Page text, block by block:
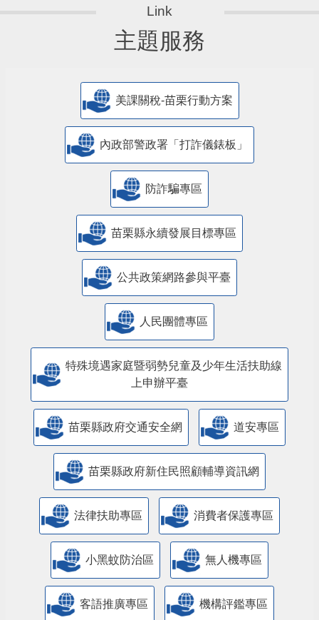
主題服務
美課關稅-苗栗行動方案
內政部警政署「打詐儀錶板」
防詐騙專區
苗栗縣永續發展目標專區
公共政策網路參與平臺
人民團體專區
特殊境遇家庭暨弱勢兒童及少年生活扶助線
上申辦平臺
苗栗縣政府交通安全網 道安專區
苗栗縣政府新住民照顧輔導資訊網
法律扶助專區 消費者保護專區
小黑蚊防治區 無人機專區
客語推廣專區 機構評鑑專區